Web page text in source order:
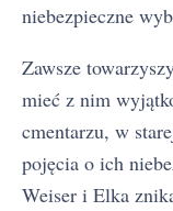
niebezpieczne
Zawsze
mieć z nim
cmentarzu, w
pojęcia o ich
Weiser i Elka